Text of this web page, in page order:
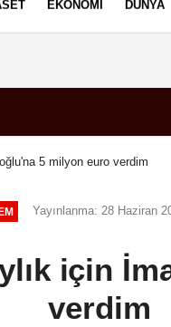
EKONOMI DÜNYA
5 milyon euro verdim
Yayınlanma: 28 Haziran
için
verdim